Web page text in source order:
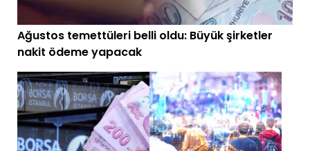
Ağustos temettüleri belli oldu: Büyük şirketler
nakit ödeme yapacak